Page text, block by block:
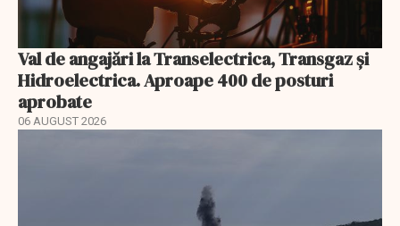
Val de angajări la Transelectrica, Transgaz și
Hidroelectrica. Aproape 400 de posturi
aprobate
06 AUGUST 2026